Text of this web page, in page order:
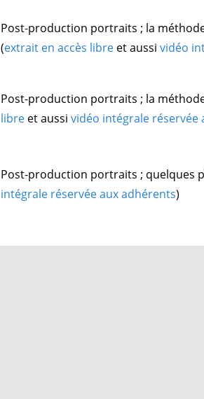
Post-production portraits ; la
(extrait en accès libre et aussividéo
Post-production portraits ; la
libre et aussividéo intégrale réservée
Post-production portraits ; quelques
intégrale réservée aux adhérents)